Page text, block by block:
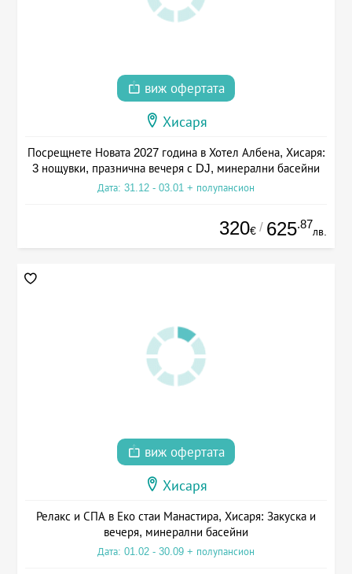
виж офертата
Хисаря
Посрещнете Новата 2027 година в Хотел Албена, Хисаря:
3 нощувки, празнична вечеря с DJ, минерални басейни
Дата: 31.12 - 03.01 + полупансион
320€ / 625.87
лв.
виж офертата
Хисаря
Релакс и СПА в Еко стаи Манастира, Хисаря: Закуска и
вечеря, минерални басейни
Дата: 01.02 - 30.09 + полупансион